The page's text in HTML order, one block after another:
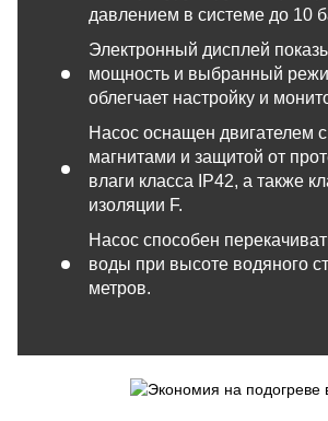
давлением в системе до 10
Электронный дисплей
мощность и выбранный
облегчает настройку и
Насос оснащен двигателем
магнитами и защитой от
влаги класса IP42, а также
изоляции F.
Насос способен
воды при высоте водяного
метров.